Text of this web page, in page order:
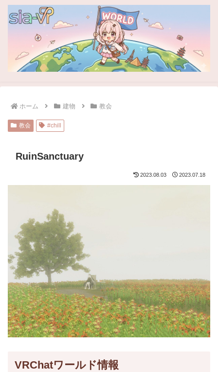
ホーム 建物 教会
教会 #chill
RuinSanctuary
2023.08.03 2023.07.18
VRChatワールド情報